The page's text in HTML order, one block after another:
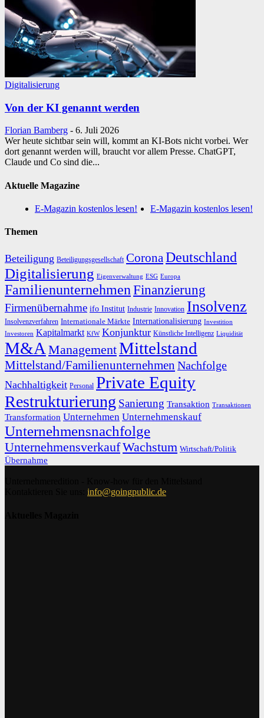
Digitalisierung
Von der KI genannt werden
Florian Bamberg - 6. Juli 2026
Wer heute sichtbar sein will, kommt an KI-Bots nicht vorbei. Wer
dort genannt werden will, braucht vor allem Presse. ChatGPT,
Claude und Co sind die...
Aktuelle Magazine
E-Magazin kostenlos lesen! E-Magazin kostenlos lesen!
Themen
Beteiligung Beteiligungsgesellschaft CoronaDeutschland
Digitalisierung Eigenverwaltung ESG Europa
FamilienunternehmenFinanzierung
Firmenübernahme ifo Institut Industrie Innovation Insolvenz
Insolvenzverfahren Internationale Märkte Internationalisierung Investition
Investoren Kapitalmarkt KfW Konjunktur Künstliche Intelligenz Liquidität
M&A ManagementMittelstand
Mittelstand/Familienunternehmen Nachfolge
Nachhaltigkeit Personal Private Equity
Restrukturierung Sanierung Transaktion Transaktionen
Transformation Unternehmen Unternehmenskauf
Unternehmensnachfolge
UnternehmensverkaufWachstum Wirtschaft/Politik
Übernahme
info@goingpublic.de